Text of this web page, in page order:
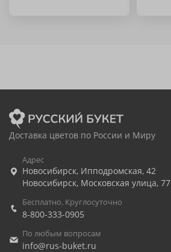
Доставка цветов по России и Миру
Адрес
Новосибирск, Ипподромская, 42
Новосибирск, Московская улица, 77
Бесплатно. Круглосуточно
8-800-333-0905
По любым вопросам
info@rus-buket.ru